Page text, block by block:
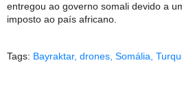
entregou ao governo somali devido a
imposto ao país africano.
Tags: Bayraktar, drones Somália